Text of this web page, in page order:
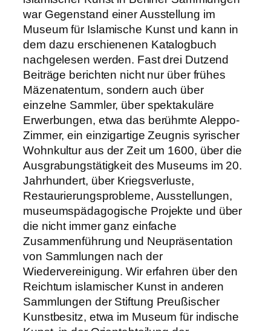
war Gegenstand einer Ausstellung im
Museum für Islamische Kunst und kann in
dem dazu erschienenen Katalogbuch
nachgelesen werden. Fast drei Dutzend
Beiträge berichten nicht nur über frühes
Mäzenatentum, sondern auch über
einzelne Sammler, über spektakuläre
Erwerbungen, etwa das berühmte Aleppo-
Zimmer, ein einzigartige Zeugnis syrischer
Wohnkultur aus der Zeit um 1600, über die
Ausgrabungstätigkeit des Museums im 20.
Jahrhundert, über Kriegsverluste,
Restaurierungsprobleme, Ausstellungen,
museumspädagogische Projekte und über
die nicht immer ganz einfache
Zusammenführung und Neupräsentation
von Sammlungen nach der
Wiedervereinigung. Wir erfahren über den
Reichtum islamischer Kunst in anderen
Sammlungen der Stiftung Preußischer
Kunstbesitz, etwa im Museum für indische